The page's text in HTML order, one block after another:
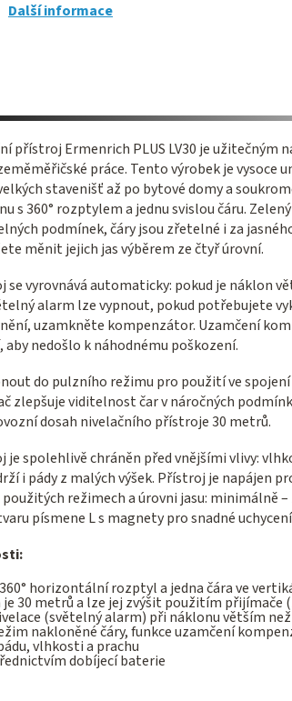
Další informace
přístroj Ermenrich PLUS LV30 je
práce. Tento výrobek je vysoce
stavenišť až po bytové domy a
s 360° rozptylem a jednu svislou čáru.
podmínek, čáry jsou zřetelné i za
měnit jejich jas výběrem ze čtyř úrovní.
se vyrovnává automaticky: pokud je náklon
alarm lze vypnout, pokud potřebujete
uzamkněte kompenzátor. Uzamčení
aby nedošlo k náhodnému poškození.
do pulzního režimu pro použití ve
zlepšuje viditelnost čar v náročných
dosah nivelačního přístroje 30 metrů.
je spolehlivě chráněn před vnějšími vlivy:
i pády z malých výšek. Přístroj je napájen
režimech a úrovni jasu: minimálně
písmene L s magnety pro snadné
horizontální rozptyl a jedna čára ve
je 30 metrů a lze jej zvýšit použitím
(světelný alarm) při náklonu větším než
nakloněné čáry, funkce uzamčení
vlhkosti a prachu
dobíjecí baterie